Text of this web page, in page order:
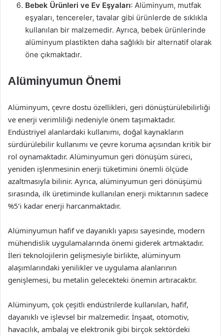
Bebek Ürünleri ve Ev Eşyaları: Alüminyum, mutfak
eşyaları, tencereler, tavalar gibi ürünlerde de sıklıkla
kullanılan bir malzemedir. Ayrıca, bebek ürünlerinde
alüminyum plastikten daha sağlıklı bir alternatif olarak
öne çıkmaktadır.
Alüminyumun Önemi
Alüminyum, çevre dostu özellikleri, geri dönüştürülebilirliği
ve enerji verimliliği nedeniyle önem taşımaktadır.
Endüstriyel alanlardaki kullanımı, doğal kaynakların
sürdürülebilir kullanımı ve çevre koruma açısından kritik bir
rol oynamaktadır. Alüminyumun geri dönüşüm süreci,
yeniden işlenmesinin enerji tüketimini önemli ölçüde
azaltmasıyla bilinir. Ayrıca, alüminyumun geri dönüşümü
sırasında, ilk üretiminde kullanılan enerji miktarının sadece
%5’i kadar enerji harcanmaktadır.
Alüminyumun hafif ve dayanıklı yapısı sayesinde, modern
mühendislik uygulamalarında önemi giderek artmaktadır.
İleri teknolojilerin gelişmesiyle birlikte, alüminyum
alaşımlarındaki yenilikler ve uygulama alanlarının
genişlemesi, bu metalin gelecekteki önemin artıracaktır.
Alüminyum, çok çeşitli endüstrilerde kullanılan, hafif,
dayanıklı ve işlevsel bir malzemedir. İnşaat, otomotiv,
havacılık, ambalaj ve elektronik gibi birçok sektördeki